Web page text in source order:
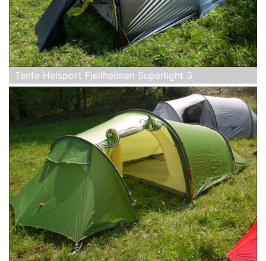
Tente Helsport Fjellheimen Superlight 3